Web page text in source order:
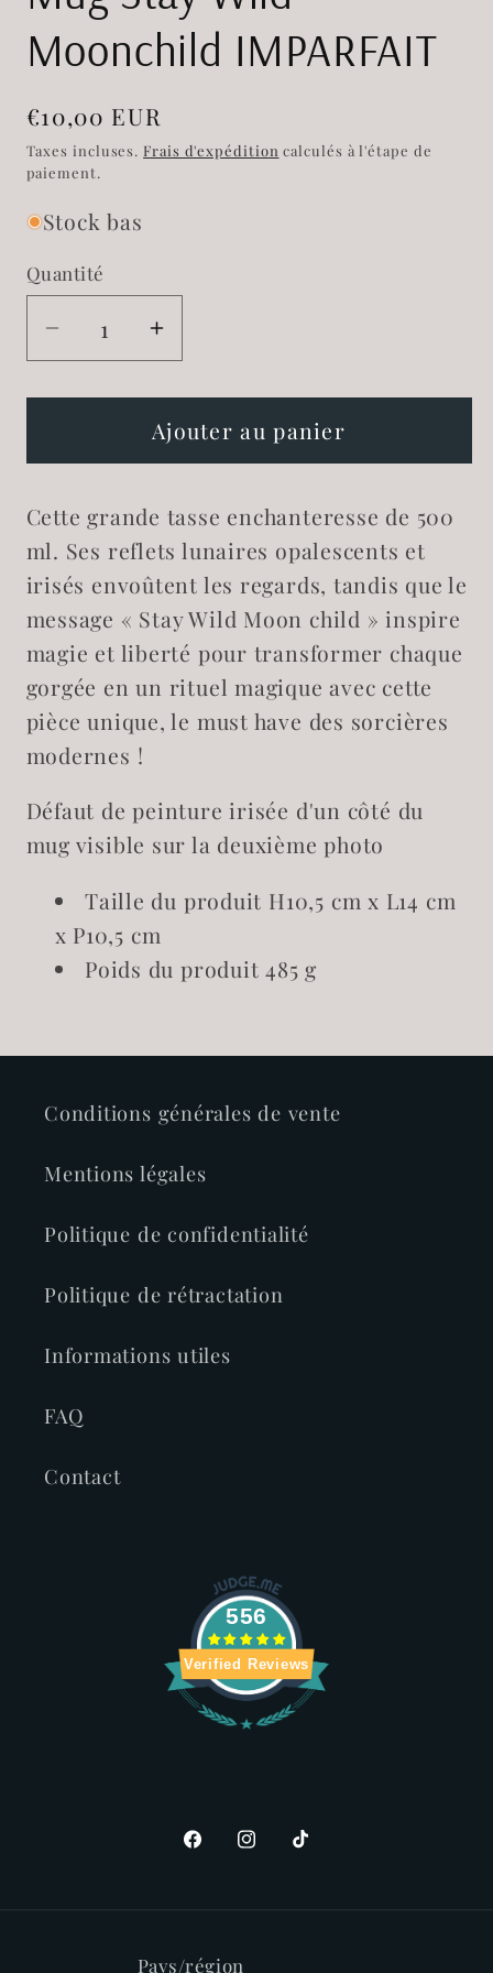
Moonchild IMPARFAIT
Prix
habituel
€10,00 EUR
Taxes incluses. Frais d'expédition calculés à l'étape de
paiement.
Stock bas
Quantité
Réduire
la
quantité
Mug
Wild
Moonchild
IMPARFAIT
Augmenter
la
quantité
de
Mug
Wild
Moonchild
IMPARFAIT
Ajouter au panier
Cette grande tasse enchanteresse de 500
ml. Ses reflets lunaires opalescents et
irisés envoûtent les regards, tandis que le
message « Stay Wild Moon child » inspire
magie et liberté pour transformer chaque
gorgée en un rituel magique avec cette
pièce unique, le must have des sorcières
modernes !
Défaut de peinture irisée d'un côté du
mug visible sur la deuxième photo
Taille du produit H10,5 cm x L14 cm
x P10,5 cm
Poids du produit485 g
Conditions générales de vente
Mentions légales
Politique de confidentialité
Politique de rétractation
Informations utiles
FAQ
Contact
556
Verified Reviews
FacebookInstagram
TikTok
Pays/région